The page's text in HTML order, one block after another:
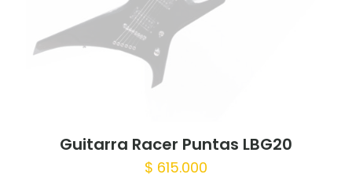
Guitarra Racer Puntas LBG20
$ 615.000